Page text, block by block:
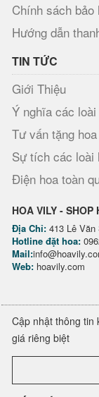
Chính sách bảo
Hướng dẫn
TIN TỨC
Giới Thiệu
Ý nghĩa các loài
Tư vấn tặng hoa
Sự tích các loài
Điện hoa toàn
HOA VILY -
Địa Chỉ: 413 Lê
Hotline đặt hoa:
Mail:
Web: hoavily.com
Cập nhật thông tin
giá riêng biệt